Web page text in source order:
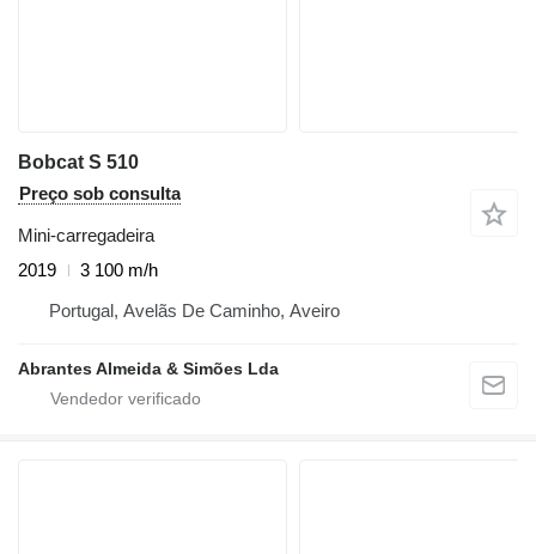
Bobcat S 510
Preço sob consulta
Mini-carregadeira
2019
3 100 m/h
Portugal, Avelãs De Caminho, Aveiro
Abrantes Almeida & Simões Lda